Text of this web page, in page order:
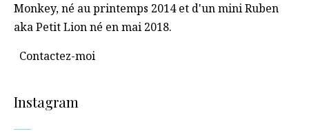
Monkey, né au printemps 2014 et d'un mini Ruben
aka Petit Lion né en mai 2018.
Contactez-moi
Instagram